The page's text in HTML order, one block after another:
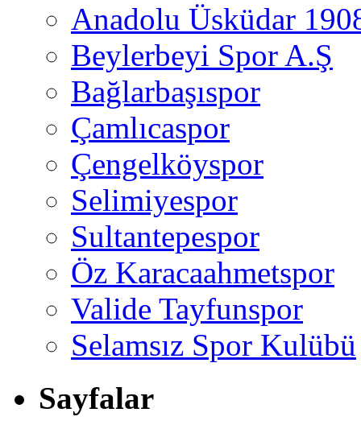
Anadolu Üsküdar
Beylerbeyi Spor A.Ş
Bağlarbaşıspor
Çamlıcaspor
Çengelköyspor
Selimiyespor
Sultantepespor
Öz Karacaahmetspor
Valide Tayfunspor
Selamsız Spor Kulübü
Sayfalar